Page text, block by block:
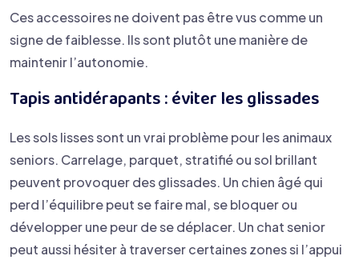
Ces accessoires ne doivent pas être vus comme un
signe de faiblesse. Ils sont plutôt une manière de
maintenir l’autonomie.
Tapis antidérapants : éviter les glissades
Les sols lisses sont un vrai problème pour les animaux
seniors. Carrelage, parquet, stratifié ou sol brillant
peuvent provoquer des glissades. Un chien âgé qui
perd l’équilibre peut se faire mal, se bloquer ou
développer une peur de se déplacer. Un chat senior
peut aussi hésiter à traverser certaines zones si l’appui